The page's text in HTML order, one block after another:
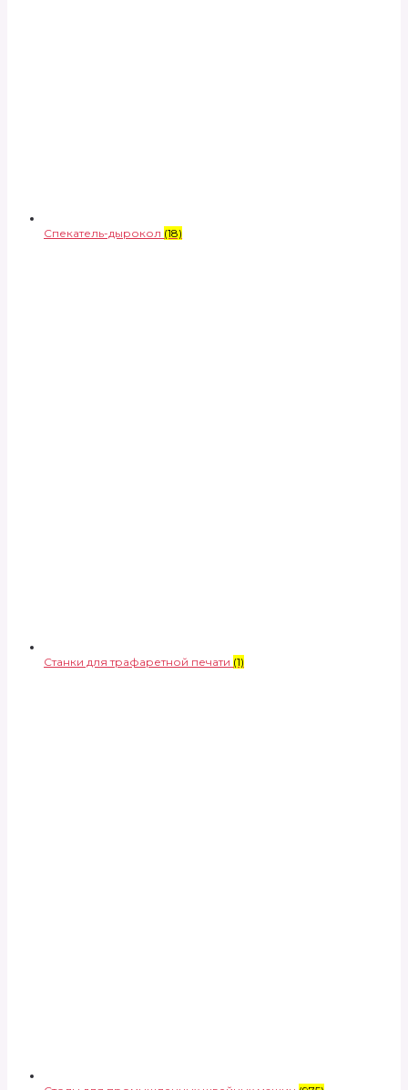
Спекатель-дырокол (18)
Станки для трафаретной печати (1)